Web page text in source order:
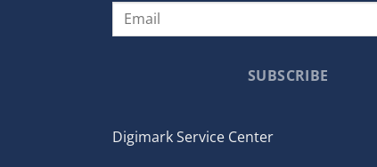
SUBSCRIBE
Digimark Service Center